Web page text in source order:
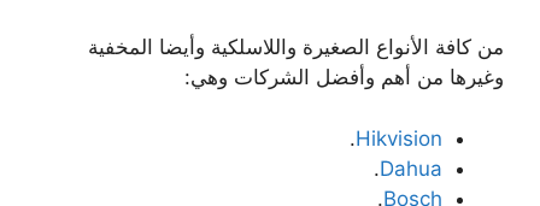
من كافة الأنواع الصغيرة واللاسلكية وأيضا المخفية
وغيرها من أهم وأفضل الشركات وهي:
Hikvision
.
Dahua
.
Bosch
.